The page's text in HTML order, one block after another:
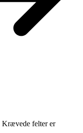
Krævede felter er